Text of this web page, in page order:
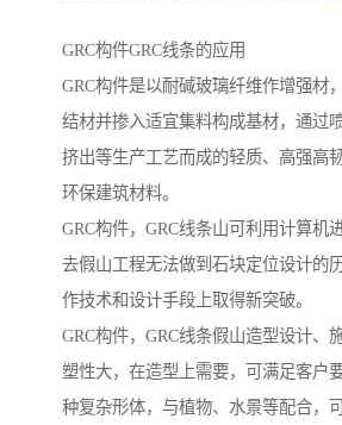
GRC构件GRC线条的应用
GRC构件是以耐碱玻璃纤维作增强材
结材并掺入适宜集料构成基材，通过
挤出等生产工艺而成的轻质、高强高
环保建筑材料。
GRC构件，GRC线条山可利用计算机
去假山工程无法做到石块定位设计的
作技术和设计手段上取得新突破。
GRC构件，GRC线条假山造型设计、
塑性大，在造型上需要，可满足客户
种复杂形体，与植物、水景等配合，